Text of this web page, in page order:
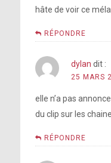
Interview :
© Résumé par
© Résumé par
hâte de voir ce
RÉPONDRE
dylan dit :
25 MARS
elle n’a pas
du clip sur les
RÉPONDRE